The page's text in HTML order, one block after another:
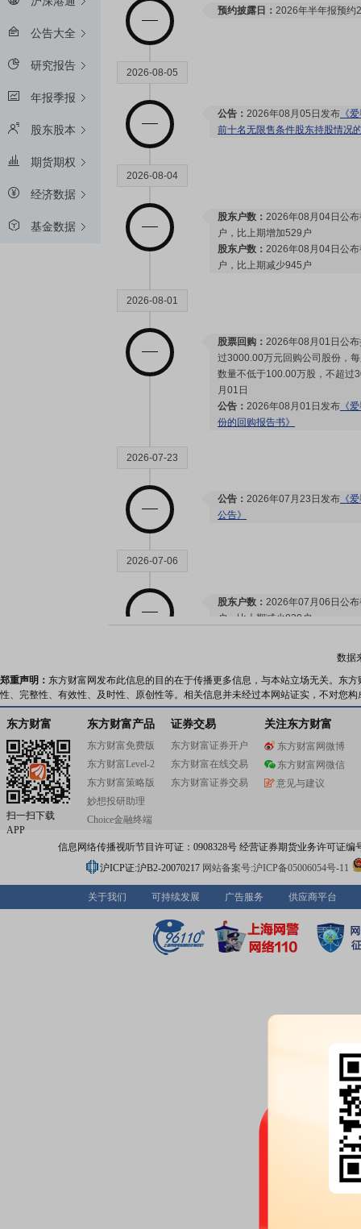
公告大全
研究报告
年报季报
股东股本
期货期权
经济数据
基金数据
预约披露日： 2026年半年报预约
2026-08-05
公告： 2026年08月05日发布 《
前十名无限售条件股东持股情况
2026-08-04
股东户数： 2026年08月04日公
户，比上期增加529户
股东户数： 2026年08月04日公
户，比上期减少945户
2026-08-01
股票回购： 2026年08月01日公
过3000.00万元回购公司股份，
数量不低于100.00万股，不超过
月01日
公告： 2026年08月01日发布 《
份的回购报告书》
2026-07-23
公告： 2026年07月23日发布 《
公告》
2026-07-06
股东户数： 2026年07月06日公
户，比上期减少830户
股东户数：2026年06月24日公
户，比上期减少353户
2026-06-18
2026-06-08
股东户数：2026年06月08日公
户，比上期减少339户
2026年05月25日披
2026年05月20日发布《
数据
郑重声明： 东方财富网发布此信息的目的在于传播更多信息，与本站立场无关。东
性、完整性、有效性、及时性、原创性等。相关信息并未经过本网站证实，不对您
东方财富
扫一扫下载
APP
东方财富产品
东方财富免费版
东方财富Level-2
东方财富策略版
妙想投研助理
Choice金融终端
证券交易
东方财富证券开户
东方财富在线交易
东方财富证券交易
关注东方财富
东方财富网微博
东方财富网微信
意见与建议
信息网络传播视听节目许可证：0908328号 经营证券期货业务许可证编
沪ICP证:沪B2-20070217 网站备案号:沪ICP备05006054号-11
关于我们 可持续发展 广告服务 供应商平台